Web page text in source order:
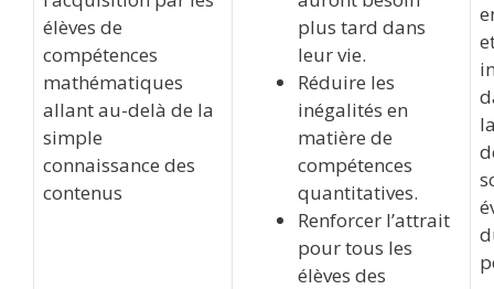
élèves de
compétences
mathématiques
allant au-delà de la
simple
connaissance des
contenus
plus tard dans
leur vie.
Réduire les
inégalités en
matière de
compétences
quantitatives.
Renforcer l’attrait
pour tous les
élèves des